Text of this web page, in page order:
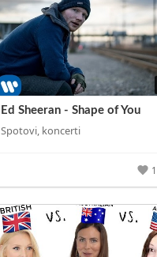
Ed Sheeran - Shape of You
Spotovi, koncerti